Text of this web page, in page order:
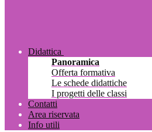
Didattica
Panoramica
Offerta formativa
Le schede didattiche
I progetti delle classi
Contatti
Area riservata
Info utili